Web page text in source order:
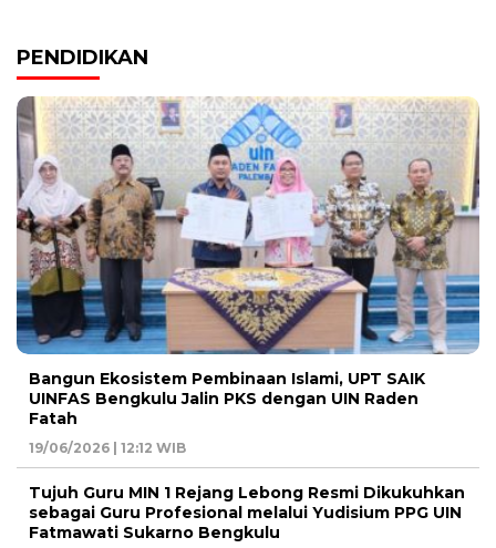
PENDIDIKAN
Bangun Ekosistem Pembinaan Islami, UPT SAIK
UINFAS Bengkulu Jalin PKS dengan UIN Raden
Fatah
19/06/2026 | 12:12 WIB
Tujuh Guru MIN 1 Rejang Lebong Resmi Dikukuhkan
sebagai Guru Profesional melalui Yudisium PPG UIN
Fatmawati Sukarno Bengkulu